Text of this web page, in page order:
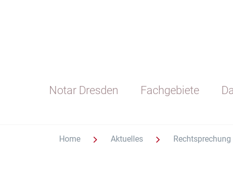
Notar Dresden Fachgebiete
Home Aktuelles Rechtsprechung